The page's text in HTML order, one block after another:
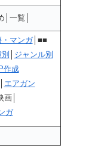
│一覧│
・マンガ│■■
ジャンル別
作成
エアガン
画│
ガ